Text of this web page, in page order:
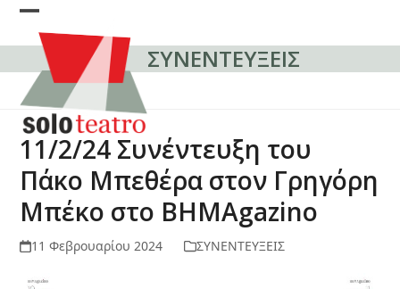
Skip
content
Open
mobile
menu
Close
mobile
menu
ΣΥΝΕΝΤΕΥΞΕΙΣ
11/2/24 Συνέντευξη του
Πάκο Μπεθέρα στον Γρηγόρη
Μπέκο στο ΒΗΜΑgazino
11 Φεβρουαρίου 2024 ΣΥΝΕΝΤΕΥΞΕΙΣ